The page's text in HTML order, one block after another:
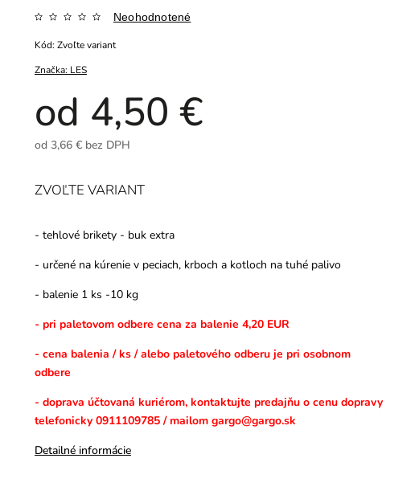
Značka: LES
Neohodnotené
od 4,50 €
od 3,66 € bez DPH
Kód: Zvoľte variant
- tehlové brikety - buk extra
- určené na kúrenie v peciach, krboch a kotloch na tuhé palivo
- balenie 1 ks -10 kg
- pri paletovom odbere cena za balenie 4,20 EUR
- cena balenia / ks / alebo paletového odberu je pri osobnom
odbere
- doprava účtovaná kuriérom, kontaktujte predajňu o cenu dopravy
telefonicky 0911109785 / mailom gargo@gargo.sk
Detailné informácie
ZVOĽTE VARIANT